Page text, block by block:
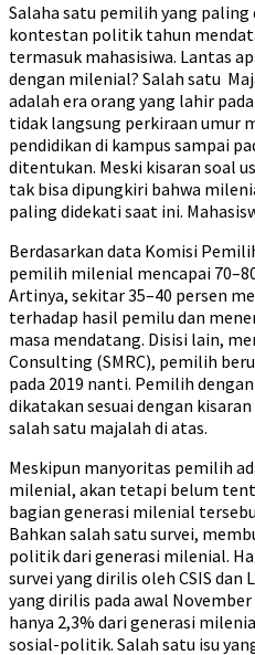
Salaha satu pemilih yang
kontestan politik tahun
termasuk mahasisiwa. Lantas
dengan milenial? Salah satu
adalah era orang yang lahir
tidak langsung perkiraan umur
pendidikan di kampus sampai
ditentukan. Meski kisaran soal
tak bisa dipungkiri bahwa
paling didekati saat ini.
Berdasarkan data Komisi
pemilih milenial mencapai
Artinya, sekitar 35–40 persen
terhadap hasil pemilu dan
masa mendatang. Disisi lain,
Consulting (SMRC), pemilih
pada 2019 nanti. Pemilih
dikatakan sesuai dengan
salah satu majalah di atas.
Meskipun manyoritas pemilih
milenial, akan tetapi belum
bagian generasi milenial
Bahkan salah satu survei,
politik dari generasi milenial.
survei yang dirilis oleh CSIS dan
yang dirilis pada awal
hanya 2,3% dari generasi
sosial-politik. Salah satu isu